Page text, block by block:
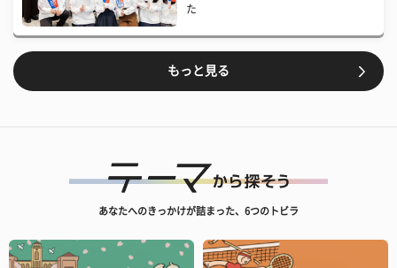
た
もっと見る
あなたへのきっかけが詰まった、6つのトビラ